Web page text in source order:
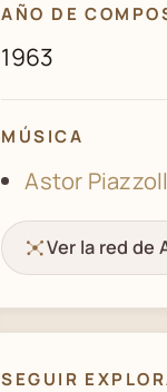
AÑO DE
1963
MÚSICA
Astor
Ver la red de
SEGUIR